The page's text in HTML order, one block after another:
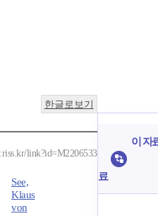
한글로보기
link?id=M2206533
See,
Klaus
von
이 자
료